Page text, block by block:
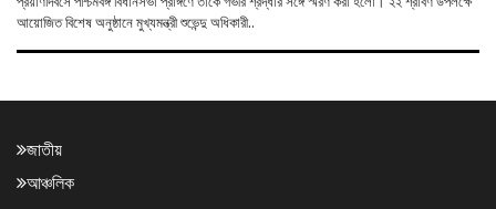
আয়োজিত বিশেষ অনুষ্ঠানে মুখ্যমন্ত্রী শুভেন্দু অধিকারী..
জাতীয়
আঞ্চলিক